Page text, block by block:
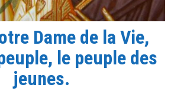
Dame de la Vie,
le peuple des
jeunes.